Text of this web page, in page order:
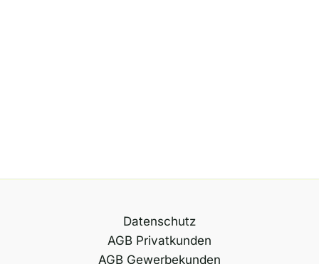
Datenschutz
AGB Privatkunden
AGB Gewerbekunden